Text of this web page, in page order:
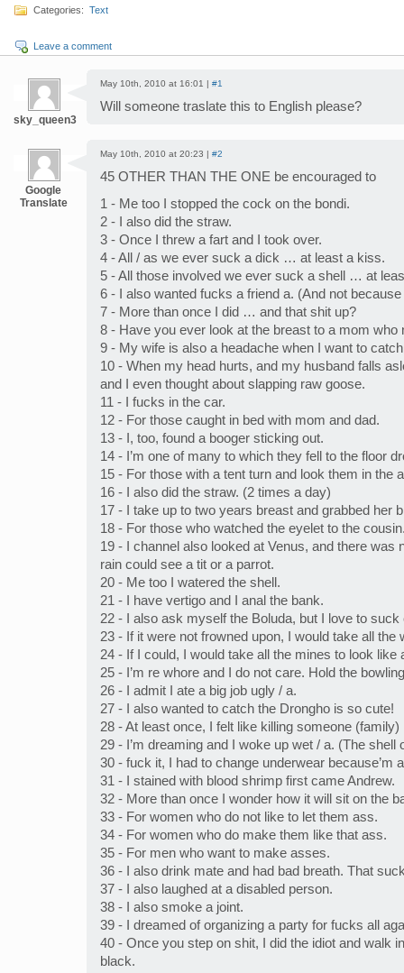
Categories: Text
Leave a comment
sky_queen3
May 10th, 2010 at 16:01 | #1
Will someone traslate this to English please?
Google
Translate
May 10th, 2010 at 20:23 | #2
45 OTHER THAN THE ONE be encouraged to
1 - Me too I stopped the cock on the bondi.
2 - I also did the straw.
3 - Once I threw a fart and I took over.
4 - All / as we ever suck a dick … at least a kiss.
5 - All those involved we ever suck a shell … at
6 - I also wanted fucks a friend a. (And not
7 - More than once I did … and that shit up?
8 - Have you ever look at the breast to a mom who
9 - My wife is also a headache when I want to
10 - When my head hurts, and my husband falls
and I even thought about slapping raw goose.
11 - I fucks in the car.
12 - For those caught in bed with mom and dad.
13 - I, too, found a booger sticking out.
14 - I’m one of many to which they fell to the floor
15 - For those with a tent turn and look them in the
16 - I also did the straw. (2 times a day)
17 - I take up to two years breast and grabbed her
18 - For those who watched the eyelet to the
19 - I channel also looked at Venus, and there was
rain could see a tit or a parrot.
20 - Me too I watered the shell.
21 - I have vertigo and I anal the bank.
22 - I also ask myself the Boluda, but I love to suck
23 - If it were not frowned upon, I would take all the
24 - If I could, I would take all the mines to look like
25 - I’m re whore and I do not care. Hold the
26 - I admit I ate a big job ugly / a.
27 - I also wanted to catch the Drongho is so cute!
28 - At least once, I felt like killing someone (family)
29 - I’m dreaming and I woke up wet / a. (The shell
30 - fuck it, I had to change underwear because’m
31 - I stained with blood shrimp first came Andrew.
32 - More than once I wonder how it will sit on the
33 - For women who do not like to let them ass.
34 - For women who do make them like that ass.
35 - For men who want to make asses.
36 - I also drink mate and had bad breath. That
37 - I also laughed at a disabled person.
38 - I also smoke a joint.
39 - I dreamed of organizing a party for fucks all
40 - Once you step on shit, I did the idiot and walk
black.